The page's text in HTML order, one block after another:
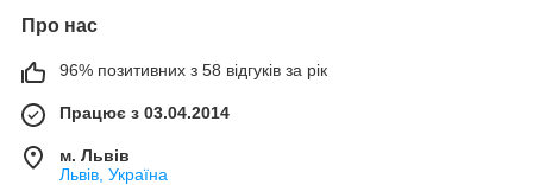
Про нас
96% позитивних з 58 відгуків за рік
Працює з 03.04.2014
м. Львів
Львів, Україна